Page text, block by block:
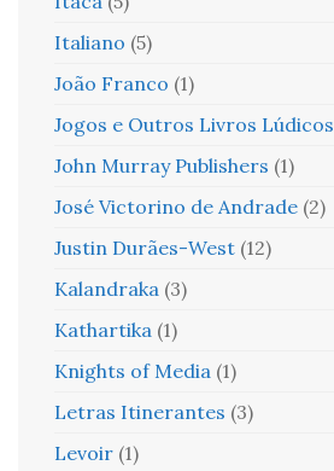
Italiano (5)
João Franco (1)
Jogos e Outros Livros Lúdicos
John Murray Publishers (1)
José Victorino de Andrade (2)
Justin Durães-West (12)
Kalandraka (3)
Kathartika (1)
Knights of Media (1)
Letras Itinerantes (3)
Levoir (1)